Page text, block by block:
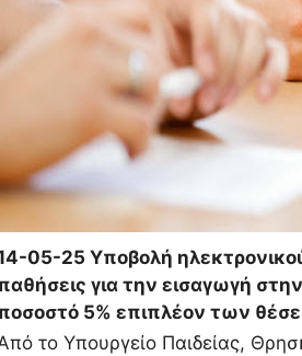
05-25 Υποβολή
για την εισαγωγή
5% επιπλέον των
το Υπουργείο Παιδείας,